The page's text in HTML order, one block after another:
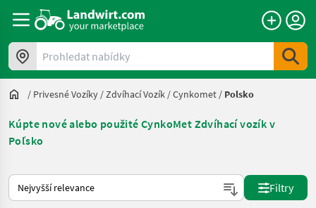
Prohledat nabídky
/ Privesné Vozíky /Zdvíhací Vozík /Cynkomet / Polsko
Kúpte nové alebo použité CynkoMet Zdvíhací vozík v
Poľsko
Takto se řadí nabídky na Landwirt.com
Filtry